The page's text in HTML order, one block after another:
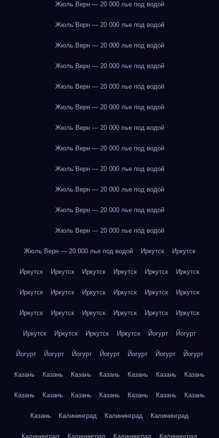
Жюль Верн — 20 000 лье под водой
Жюль Верн — 20 000 лье под водой
Жюль Верн — 20 000 лье под водой
Жюль Верн — 20 000 лье под водой
Жюль Верн — 20 000 лье под водой
Жюль Верн — 20 000 лье под водой
Жюль Верн — 20 000 лье под водой
Жюль Верн — 20 000 лье под водой
Жюль Верн — 20 000 лье под водой
Жюль Верн — 20 000 лье под водой
Жюль Верн — 20 000 лье под водой
Жюль Верн — 20 000 лье под водой
Жюль Верн — 20 000 лье под водой Иркутск Иркутск
Иркутск Иркутск Иркутск Иркутск Иркутск Иркутск
Иркутск Иркутск Иркутск Иркутск Иркутск Иркутск
Иркутск Иркутск Иркутск Иркутск Иркутск Иркутск
Иркутск Иркутск Иркутск Иркутск Йогурт Йогурт
Йогурт Йогурт Йогурт Йогурт Йогурт Йогурт Йогурт
Казань Казань Казань Казань Казань Казань Казань
Казань Казань Казань Казань Казань Казань Казань
Казань Калининград Калининград Калининград
Калининград Калининград Калининград Калининград